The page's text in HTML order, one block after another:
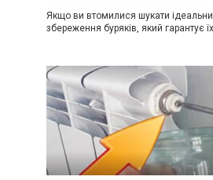
Якщо ви втомилися шукати
збереження буряків, який гарантує